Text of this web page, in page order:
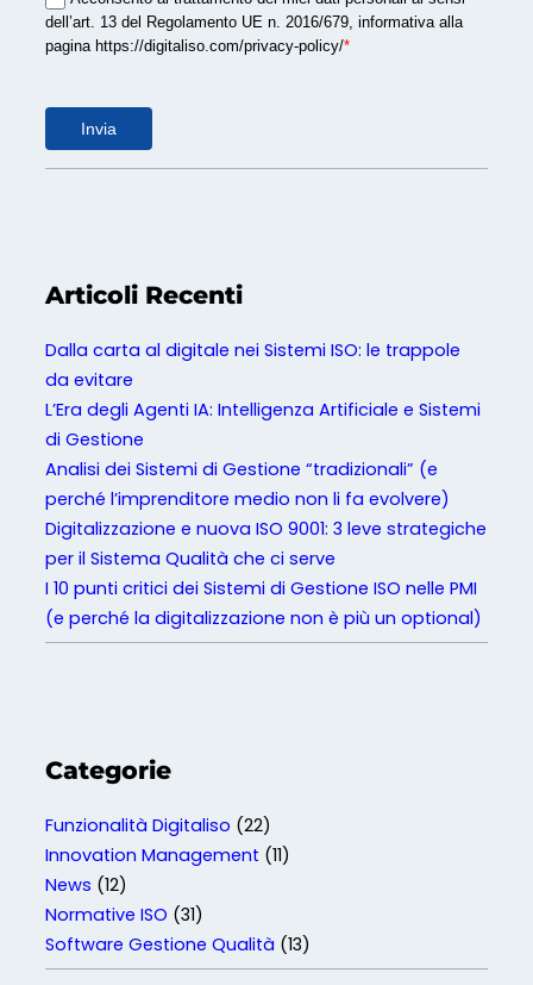
t
e
i
i
o
e
d
i
g
i
t
a
l
i
t
dell’art. 13 del Regolamento UE n. 2016/679, informativa alla
pagina https://digitaliso.com/privacy-policy/*
Invia
Articoli Recenti
Dalla carta al digitale nei Sistemi ISO: le trappole
da evitare
L’Era degli Agenti IA: Intelligenza Artificiale e Sistemi
di Gestione
Analisi dei Sistemi di Gestione “tradizionali” (e
perché l’imprenditore medio non li fa evolvere)
Digitalizzazione e nuova ISO 9001: 3 leve strategiche
per il Sistema Qualità che ci serve
I 10 punti critici dei Sistemi di Gestione ISO nelle PMI
(e perché la digitalizzazione non è più un optional)
Categorie
Funzionalità Digitaliso (22)
Innovation Management (11)
News (12)
Normative ISO (31)
Software Gestione Qualità (13)